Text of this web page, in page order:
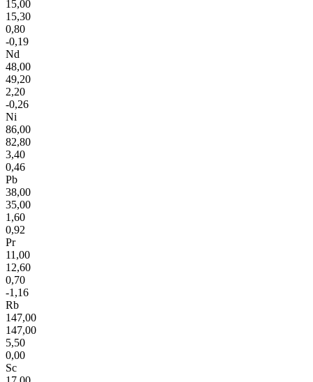
15,00
15,30
0,80
-0,19
Nd
48,00
49,20
2,20
-0,26
Ni
86,00
82,80
3,40
0,46
Pb
38,00
35,00
1,60
0,92
Pr
11,00
12,60
0,70
-1,16
Rb
147,00
147,00
5,50
0,00
Sc